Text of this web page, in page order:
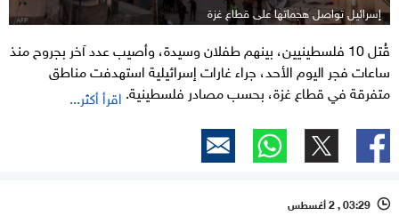
إسرائيل تواصل هجماتها على قطاع غزة
قُتل 10 فلسطينيين، بينهم طفلان وسيدة، وأصيب عدد آخر بجروح منذ
ساعات فجر اليوم الأحد، جراء غارات إسرائيلية استهدفت مناطق
متفرقة في قطاع غزة، بحسب مصادر فلسطينية. اقرأ أكثر...
l 03:29 , 2 أغسطس